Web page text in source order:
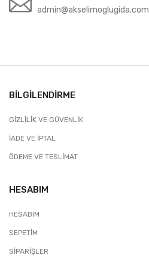
admin@akselimoglugida.com
BILGILENDIRME
GIZLILIK VE GÜVENLIK
İADE VE İPTAL
ÖDEME VE TESLIMAT
HESABIM
HESABIM
SEPETIM
SIPARIŞLER